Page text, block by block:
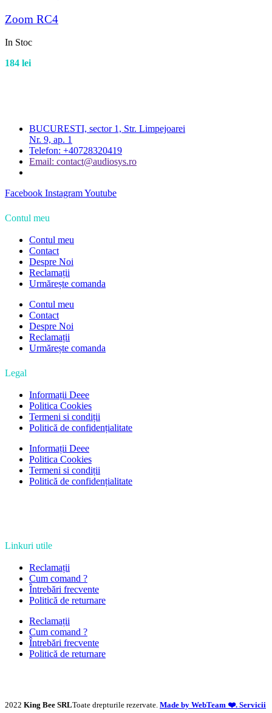
Zoom RC4
In Stoc
184 lei
BUCURESTI, sector 1, Str. Limpejoarei
Nr. 9, ap. 1
Telefon: +40728320419
Email: contact@audiosys.ro
Facebook InstagramYoutube
Contul meu
Contul meu
Contact
Despre Noi
Reclamații
Urmărește comanda
Contul meu
Contact
Despre Noi
Reclamații
Urmărește comanda
Legal
Informații Deee
Politica Cookies
Termeni si condiții
Politică de confidențialitate
Informații Deee
Politica Cookies
Termeni si condiții
Politică de confidențialitate
Linkuri utile
Reclamații
Cum comand ?
Întrebări frecvente
Politică de returnare
Reclamații
Cum comand ?
Întrebări frecvente
Politică de returnare
2022 King Bee SRLToate drepturile rezervate. Made by WebTeam ❤️. Servicii